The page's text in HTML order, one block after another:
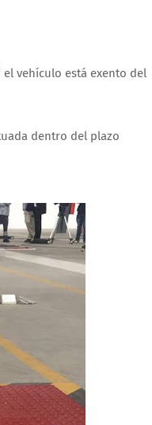
vehículo está exento del
dentro del plazo